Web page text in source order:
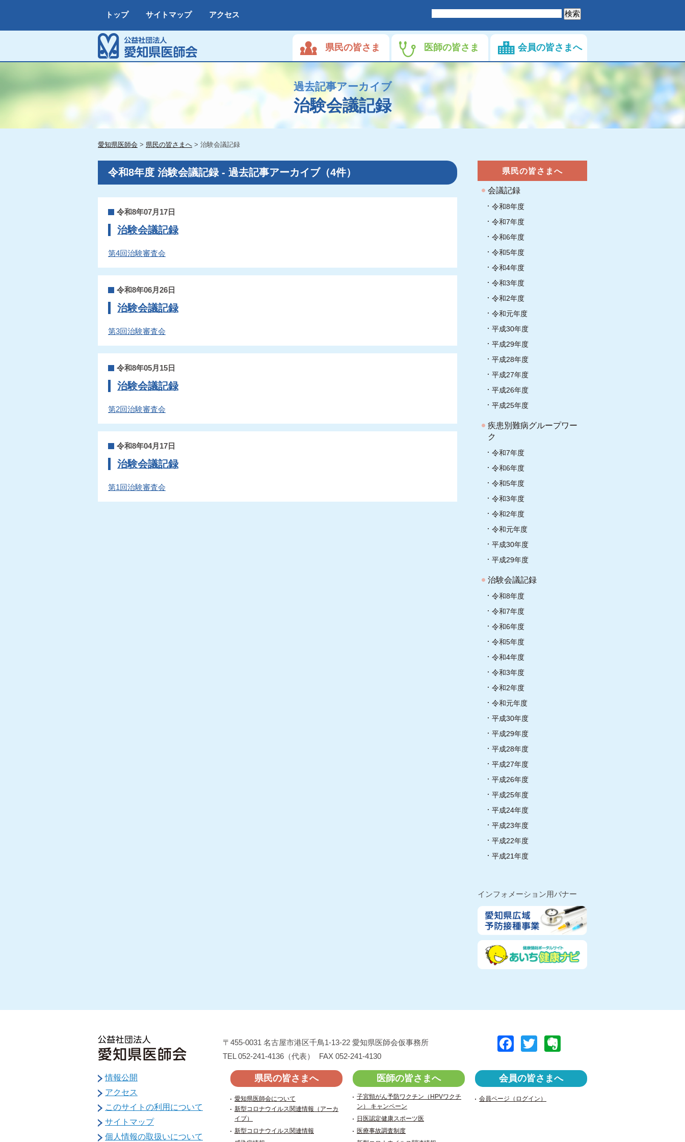
トップ サイトマップ アクセス
県民の皆さま 医師の皆さま 会員の皆さまへ
過去記事アーカイブ
治験会議記録
愛知県医師会 > 県民の皆さまへ > 治験会議記録
令和8年度 治験会議記録 - 過去記事アーカイブ（4件）
令和8年07月17日
治験会議記録
第4回治験審査会
令和8年06月26日
治験会議記録
第3回治験審査会
令和8年05月15日
治験会議記録
第2回治験審査会
令和8年04月17日
治験会議記録
第1回治験審査会
県民の皆さまへ
会議記録
令和8年度
令和7年度
令和6年度
令和5年度
令和4年度
令和3年度
令和2年度
令和元年度
平成30年度
平成29年度
平成28年度
平成27年度
平成26年度
平成25年度
疾患別難病グループワー
ク
令和7年度
令和6年度
令和5年度
令和3年度
令和2年度
令和元年度
平成30年度
平成29年度
治験会議記録
令和8年度
令和7年度
令和6年度
令和5年度
令和4年度
令和3年度
令和2年度
令和元年度
平成30年度
平成29年度
平成28年度
平成27年度
平成26年度
平成25年度
平成24年度
平成23年度
平成22年度
平成21年度
インフォメーション用バナー
F
c
e
T
tt
er
er
n
〒455-0031 名古屋市港区千鳥1-13-22 愛知県医師会仮事務所
TEL 052-241-4136（代表）
FAX 052-241-4130
情報公開
アクセス
このサイトの利用について
サイトマップ
個人情報の取扱いについて
県民の皆さまへ
愛知県医師会について
新型コロナウイルス関連情報（アーカ
イブ）
新型コロナウイルス関連情報
医師の皆さまへ
子宮頸がん予防ワクチン（HPVワクチ
ン） キャンペーン
日医認定健康スポーツ医
医療事故調査制度
会員の皆さまへ
会員ページ（ログイン）